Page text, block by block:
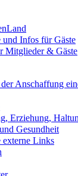
Infos für Gäste
& Gäste
Anschaffung
Erziehung,
Gesundheit
Links